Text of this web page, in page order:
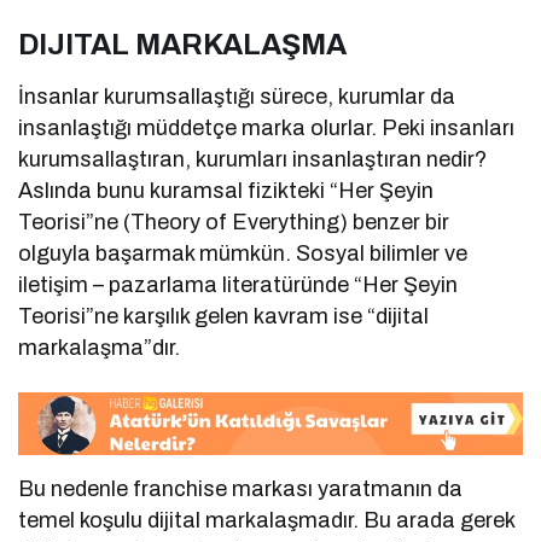
DIJITAL MARKALAŞMA
İnsanlar kurumsallaştığı sürece, kurumlar da
insanlaştığı müddetçe marka olurlar. Peki insanları
kurumsallaştıran, kurumları insanlaştıran nedir?
Aslında bunu kuramsal fizikteki “Her Şeyin
Teorisi”ne (Theory of Everything) benzer bir
olguyla başarmak mümkün. Sosyal bilimler ve
iletişim – pazarlama literatüründe “Her Şeyin
Teorisi”ne karşılık gelen kavram ise “dijital
markalaşma”dır.
Bu nedenle franchise markası yaratmanın da
temel koşulu dijital markalaşmadır. Bu arada gerek